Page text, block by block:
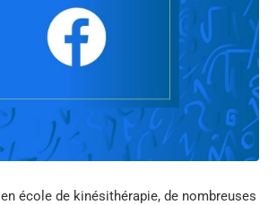
école de kinésithérapie, de nombreuses